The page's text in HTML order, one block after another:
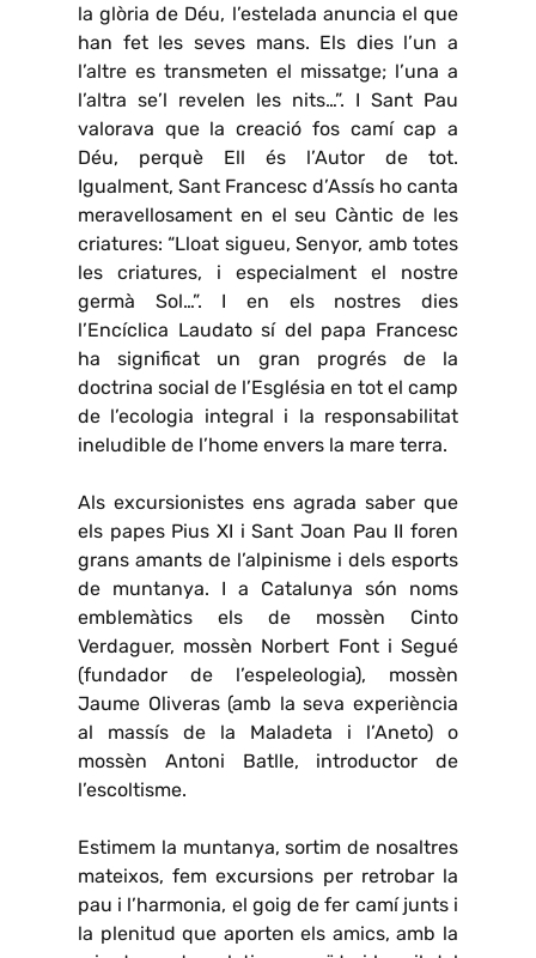
la glòria de Déu, l’estelada anuncia el que
han fet les seves mans. Els dies l’un a
l’altre es transmeten el missatge; l’una a
l’altra se’l revelen les nits…”. I Sant Pau
valorava que la creació fos camí cap a
Déu, perquè Ell és l’Autor de tot.
Igualment, Sant Francesc d’Assís ho canta
meravellosament en el seu Càntic de les
criatures: “Lloat sigueu, Senyor, amb totes
les criatures, i especialment el nostre
germà Sol…”. I en els nostres dies
l’Encíclica Laudato sí del papa Francesc
ha significat un gran progrés de la
doctrina social de l’Església en tot el camp
de l’ecologia integral i la responsabilitat
ineludible de l’home envers la mare terra.
Als excursionistes ens agrada saber que
els papes Pius XI i Sant Joan Pau II foren
grans amants de l’alpinisme i dels esports
de muntanya. I a Catalunya són noms
emblemàtics els de mossèn Cinto
Verdaguer, mossèn Norbert Font i Segué
(fundador de l’espeleologia), mossèn
Jaume Oliveras (amb la seva experiència
al massís de la Maladeta i l’Aneto) o
mossèn Antoni Batlle, introductor de
l’escoltisme.
Estimem la muntanya, sortim de nosaltres
mateixos, fem excursions per retrobar la
pau i l’harmonia, el goig de fer camí junts i
la plenitud que aporten els amics, amb la